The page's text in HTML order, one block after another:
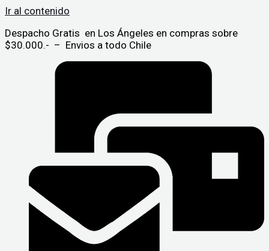
Ir al contenido
Despacho Gratis en Los Ángeles en compras sobre
$30.000.- – Envios a todo Chile